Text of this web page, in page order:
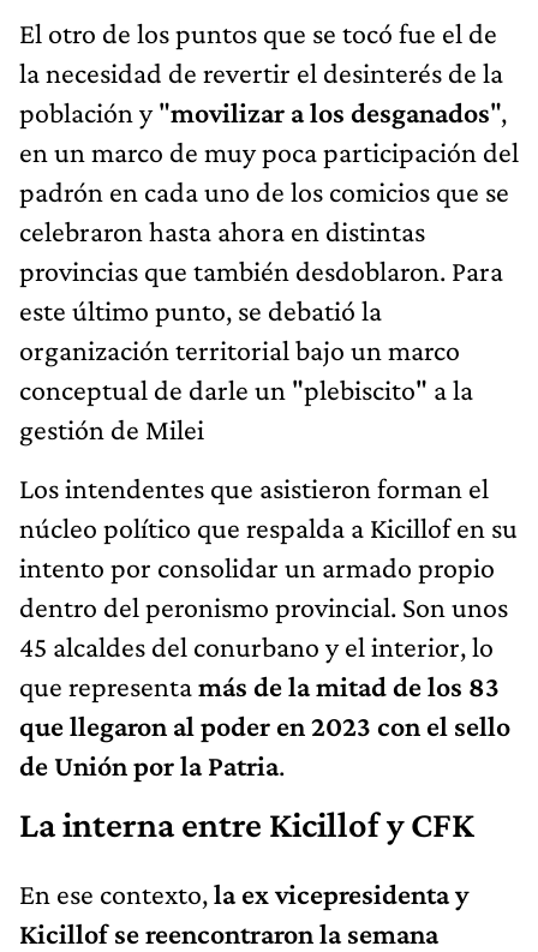
El otro de los puntos que se tocó fue el de
la necesidad de revertir el desinterés de la
población y "movilizar a los desganados",
en un marco de muy poca participación del
padrón en cada uno de los comicios que se
celebraron hasta ahora en distintas
provincias que también desdoblaron. Para
este último punto, se debatió la
organización territorial bajo un marco
conceptual de darle un "plebiscito" a la
gestión de Milei
Los intendentes que asistieron forman el
núcleo político que respalda a Kicillof en su
intento por consolidar un armado propio
dentro del peronismo provincial. Son unos
45 alcaldes del conurbano y el interior, lo
que representamás de la mitad de los 83
que llegaron al poder en 2023 con el sello
de Unión por la Patria.
La interna entre Kicillof y CFK
En ese contexto,la ex vicepresidenta y
Kicillof se reencontraron la semana